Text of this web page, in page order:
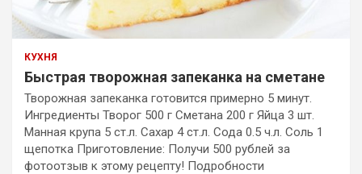
КУХНЯ
Быстрая творожная запеканка на сметане
Творожная запеканка готовится примерно 5 минут.
Ингредиенты Творог 500 г Сметана 200 г Яйца 3 шт.
Манная крупа 5 ст.л. Сахар 4 ст.л. Сода 0.5 ч.л. Соль 1
щепотка Приготовление: Получи 500 рублей за
фотоотзыв к этому рецепту! Подробности